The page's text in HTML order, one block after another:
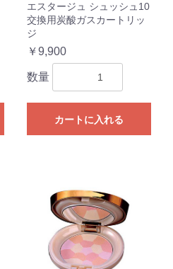
エスタージュ シュッシュ10
交換用炭酸ガスカートリッ
ジ
￥9,900
数量
カートに入れる